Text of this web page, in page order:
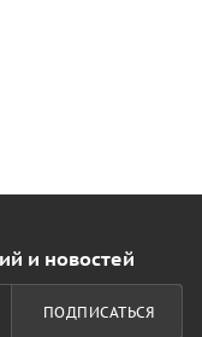
и новостей
ПОДПИСАТЬСЯ